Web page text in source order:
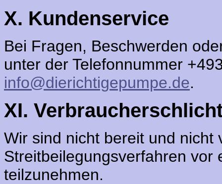
X. Kundenservice
Bei Fragen, Beschwerden
unter der Telefonnummer
info@dierichtigepumpe.de.
XI.
Wir sind nicht bereit und nicht
Streitbeilegungsverfahren vor
teilzunehmen.